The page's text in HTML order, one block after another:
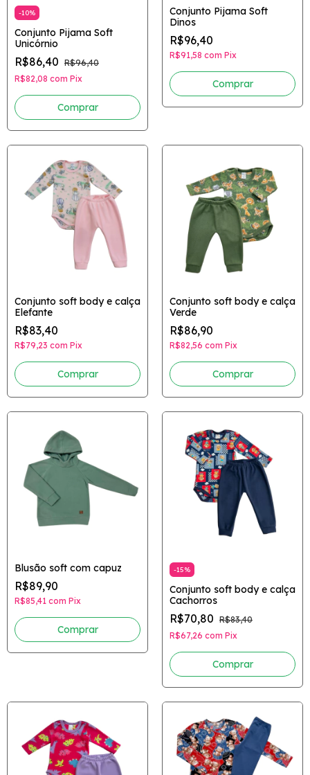
-10%
Conjunto Pijama Soft
Unicórnio
R$86,40 R$96,40
R$82,08 com Pix
Comprar
Conjunto Pijama Soft
Dinos
R$96,40
R$91,58 com Pix
Comprar
Conjunto soft body e calça
Elefante
R$83,40
R$79,23 com Pix
Comprar
Conjunto soft body e calça
Verde
R$86,90
R$82,56 com Pix
Comprar
Blusão soft com capuz
R$89,90
R$85,41 com Pix
Comprar
-15%
Conjunto soft body e calça
Cachorros
R$70,80 R$83,40
R$67,26 com Pix
Comprar